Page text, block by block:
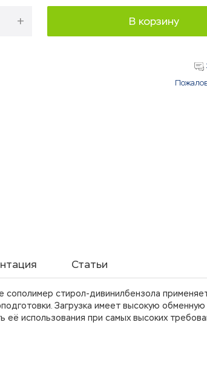
+ В корзину
Статьи
сополимер стирол-дивинилбензола
Загрузка имеет высокую обменную
использования при самых высоких